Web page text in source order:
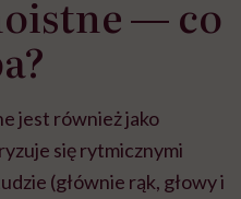
— co
jest również jako
się rytmicznymi
(głównie rąk, głowy i